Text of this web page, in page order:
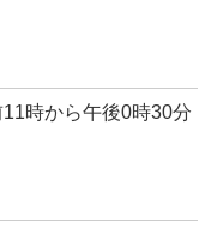
時から午後0時30分